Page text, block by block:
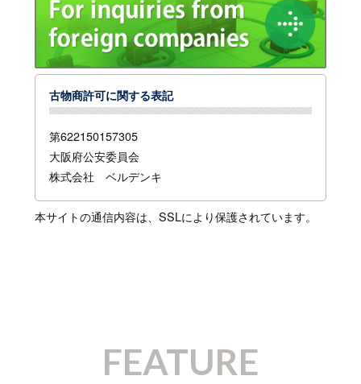
古物商許可に関する表記
第622150157305
大阪府公安委員会
株式会社 ベルデンキ
本サイトの通信内容は、SSLにより保護されています。
FEATURE